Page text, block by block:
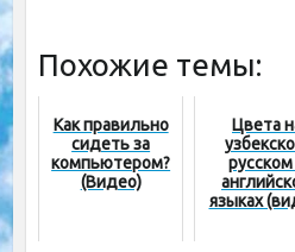
Похожие темы:
Как правильно
сидеть за
компьютером?
(Видео)
Цвета
языках